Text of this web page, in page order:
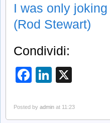
I was only
(Rod Stewart)
Condividi:
Facebook
LinkedIn
Posted by admin at 11:23